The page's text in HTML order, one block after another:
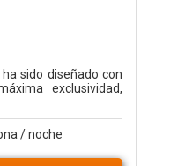
sido diseñado con
exclusividad,
/ noche